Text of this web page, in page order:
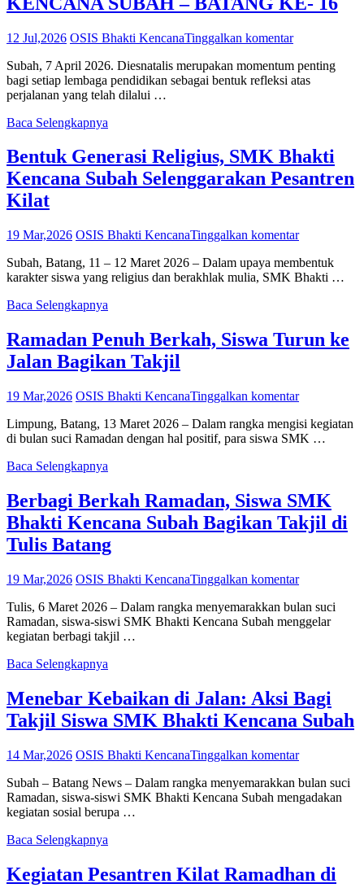
12 Jul,2026 OSIS Bhakti KencanaTinggalkan komentar
Subah, 7 April 2026. Diesnatalis merupakan momentum penting
bagi setiap lembaga pendidikan sebagai bentuk refleksi atas
perjalanan yang telah dilalui …
Baca Selengkapnya
Bentuk Generasi Religius, SMK Bhakti
Kencana Subah Selenggarakan Pesantren
Kilat
19 Mar,2026 OSIS Bhakti KencanaTinggalkan komentar
Subah, Batang, 11 – 12 Maret 2026 – Dalam upaya membentuk
karakter siswa yang religius dan berakhlak mulia, SMK Bhakti …
Baca Selengkapnya
Ramadan Penuh Berkah, Siswa Turun ke
Jalan Bagikan Takjil
19 Mar,2026 OSIS Bhakti KencanaTinggalkan komentar
Limpung, Batang, 13 Maret 2026 – Dalam rangka mengisi kegiatan
di bulan suci Ramadan dengan hal positif, para siswa SMK …
Baca Selengkapnya
Berbagi Berkah Ramadan, Siswa SMK
Bhakti Kencana Subah Bagikan Takjil di
Tulis Batang
19 Mar,2026 OSIS Bhakti KencanaTinggalkan komentar
Tulis, 6 Maret 2026 – Dalam rangka menyemarakkan bulan suci
Ramadan, siswa-siswi SMK Bhakti Kencana Subah menggelar
kegiatan berbagi takjil …
Baca Selengkapnya
Menebar Kebaikan di Jalan: Aksi Bagi
Takjil Siswa SMK Bhakti Kencana Subah
14 Mar,2026 OSIS Bhakti KencanaTinggalkan komentar
Subah – Batang News – Dalam rangka menyemarakkan bulan suci
Ramadan, siswa-siswi SMK Bhakti Kencana Subah mengadakan
kegiatan sosial berupa …
Baca Selengkapnya
Kegiatan Pesantren Kilat Ramadhan di